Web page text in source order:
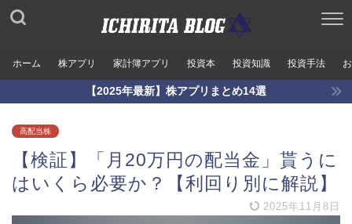
ホーム 株アプリ 家計簿アプリ 投資本 投資知識 投資手法
【2025年最新】株アプリまとめ14選
高配当株
【検証】「月20万円の配当金」貰うに
はいくら必要か？【利回り別に解説】
2025年11月8日